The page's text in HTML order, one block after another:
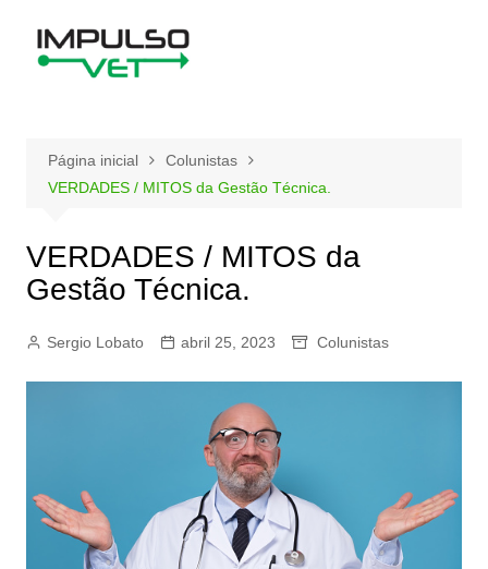
Página inicial
Colunistas
VERDADES / MITOS da Gestão Técnica.
VERDADES / MITOS da
Gestão Técnica.
Sergio Lobato abril 25, 2023 Colunistas